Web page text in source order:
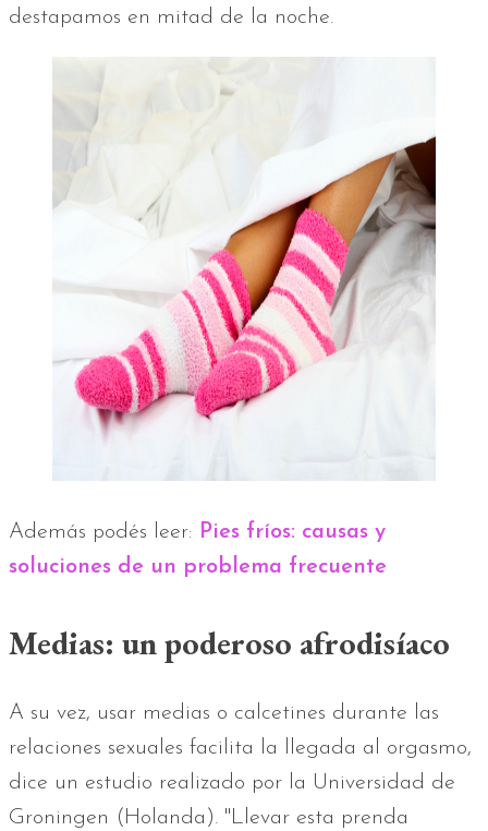
destapamos en mitad de la noche.
Además podés leer: Pies fríos: causas y
soluciones de un problema frecuente
Medias: un poderoso afrodisíaco
A su vez, usar medias o calcetines durante las
relaciones sexuales facilita la llegada al orgasmo,
dice un estudio realizado por la Universidad de
Groningen (Holanda). "Llevar esta prenda